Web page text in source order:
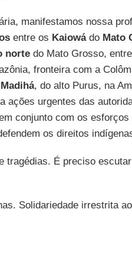
manifestamos nossa
entre os Kaiowádo Mato
nortedo Mato Grosso,
fronteira com a
, do alto Purus, na
ações urgentes das
conjunto com os esforços
os direitos
tragédias. É preciso
Solidariedade irrestrita